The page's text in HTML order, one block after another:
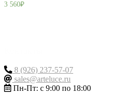
3 560₽
8 (926) 237-57-07
sales@arteluce.ru
Пн-Пт: с 9:00 по 18:00